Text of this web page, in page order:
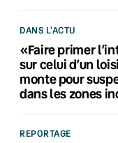
DANS L'ACTU
«Faire primer
sur celui d’un
monte pour
dans les zones
REPORTAGE